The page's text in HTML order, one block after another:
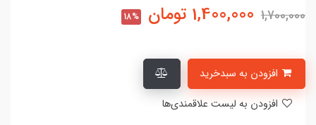
1,700,000
1,400,000 تومان 18%